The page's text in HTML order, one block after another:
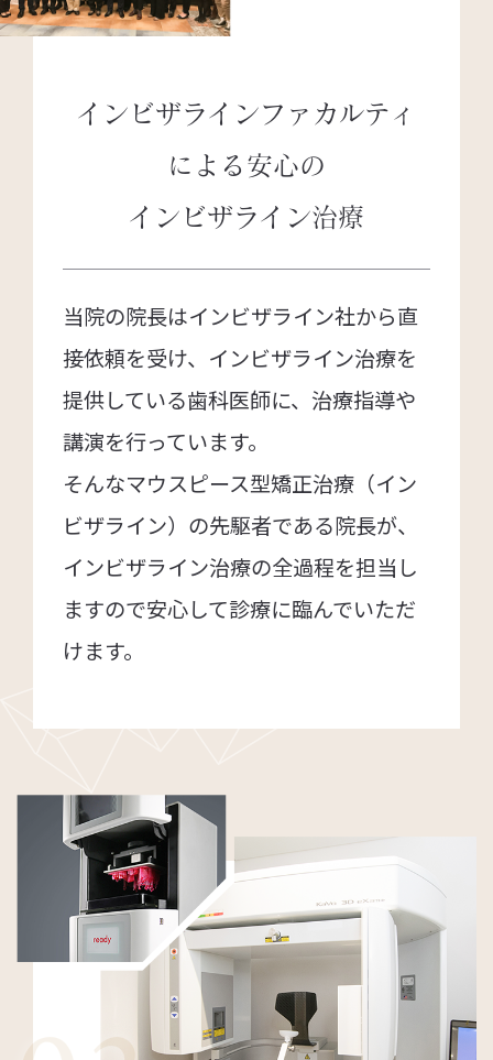
インビザラインファカルティ
による 安心の
インビザライン治療
当院の院長はインビザライン社から直
接依頼を受け、インビザライン治療を
提供している歯科医師に、治療指導や
講演を行っています。
そんなマウスピース型矯正治療（イン
ビザライン）の先駆者である院長が、
インビザライン治療の全過程を担当し
ますので安心して診療に臨んでいただ
けます。